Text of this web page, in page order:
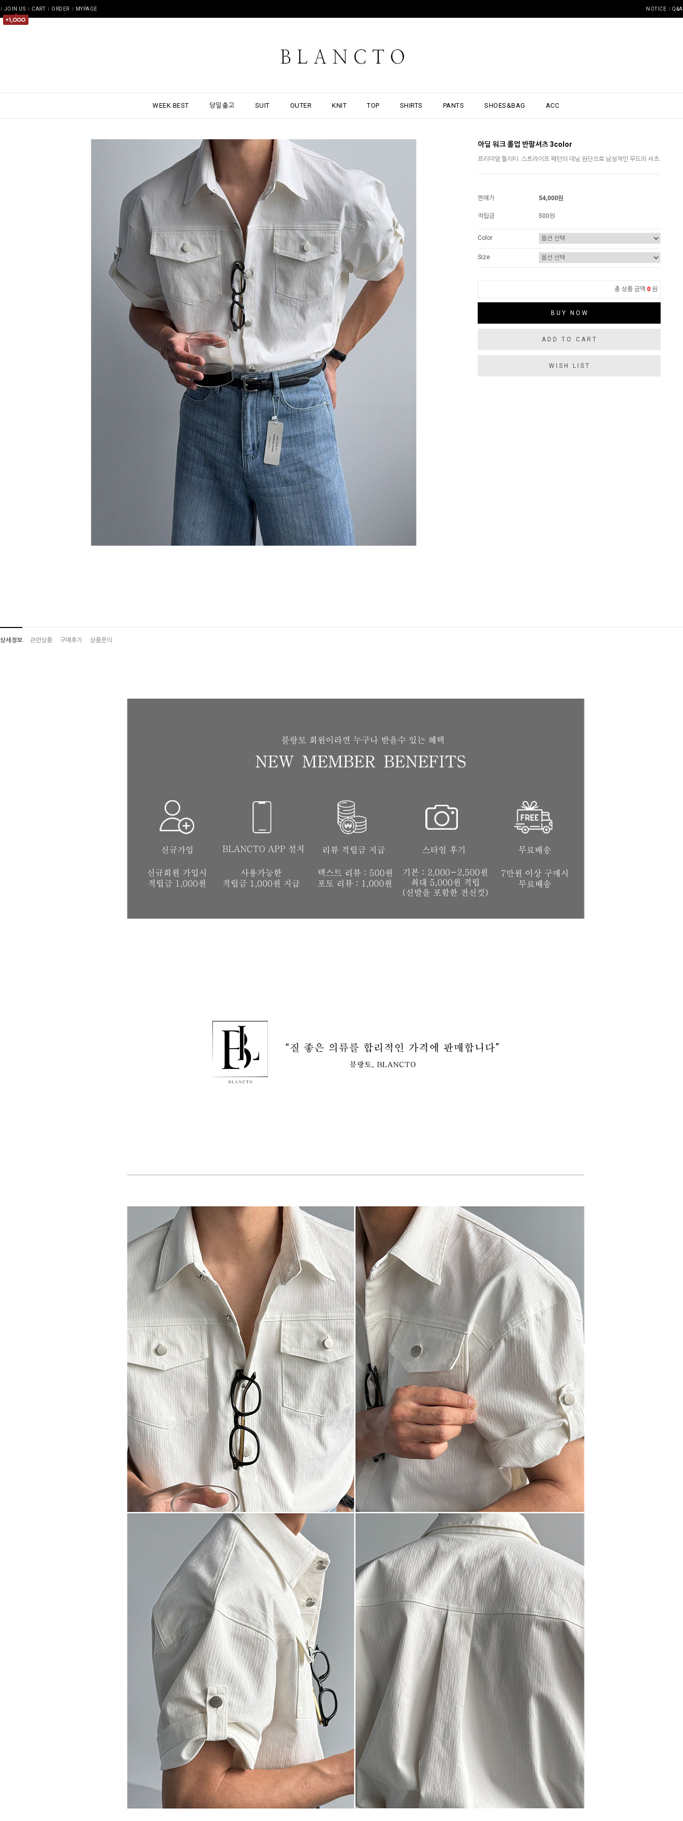
JOIN US CART ORDER MYPAGE NOTICE Q&A
WEEK BEST 당일출고 SUIT OUTER KNIT TOP SHIRTS PANTS SHOES&BAG ACC
아딜 워크 롤업 반팔셔츠 3color
프리미엄 퀄리티. 스트라이프 패턴의 데님 원단으로 남성적인 무드의 셔츠.
판매가 54,000원
적립금 500원
Color
Size
총 상품 금액 0 원
BUY NOW
ADD TO CART
WISH LIST
상세정보 관련상품 구매후기 상품문의